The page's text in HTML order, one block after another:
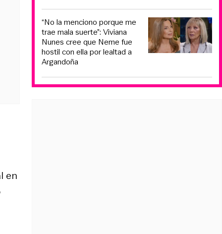
en
“No la menciono porque me
trae mala suerte”: Viviana
Nunes cree que Neme fue
hostil con ella por lealtad a
Argandoña